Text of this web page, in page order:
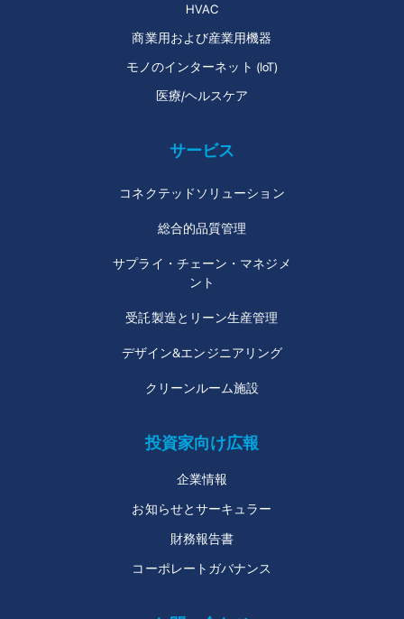
HVAC
商業用および産業用機器
モノのインターネット (IoT)
医療/ヘルスケア
サービス
コネクテッドソリューション
総合的品質管理
サプライ・チェーン・マネジメ
ント
受託製造とリーン生産管理
デザイン&エンジニアリング
クリーンルーム施設
投資家向け広報
企業情報
お知らせとサーキュラー
財務報告書
コーポレートガバナンス